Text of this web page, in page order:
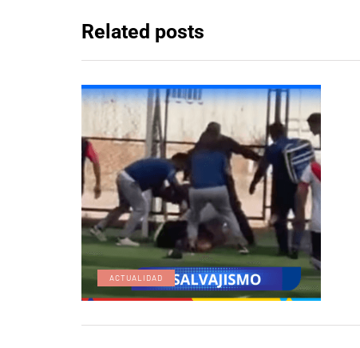
Related posts
ACTUALIDAD